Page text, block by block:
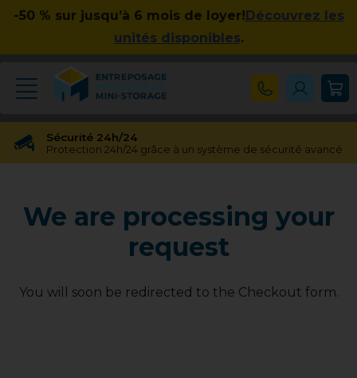
-50 % sur jusqu’à 6 mois de loyer!Découvrez les
unités disponibles.
Sécurité 24h/24
Protection 24h/24 grâce à un système de sécurité avancé
Transfert gratuit d'unité
Vous avez besoin d'une taille différente ? Pas de souci !
Pas d'engagement à long terme
We are processing your
request
You will soon be redirected to the Checkout form.